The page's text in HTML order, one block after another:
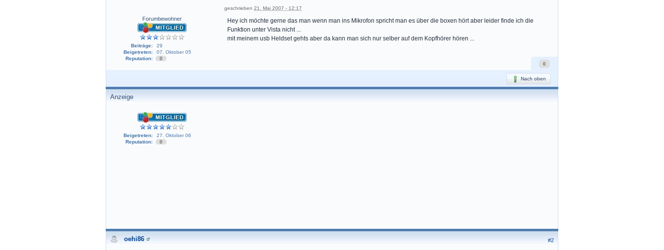
Forumbewohner
Beiträge:
29
Beigetreten:
07. Oktober 05
Reputation:
0
geschrieben 21. Mai 2007 - 12:17
Hey ich möchte gerne das man wenn man ins Mikrofon spricht man es über die boxen hört aber leider finde ich die
Funktion unter Vista nicht ...
mit meinem usb Heldset gehts aber da kann man sich nur selber auf dem Kopfhörer hören ...
0
Nach oben
Anzeige
Beigetreten:
27. Oktober 06
Reputation:
0
#2
oehi86